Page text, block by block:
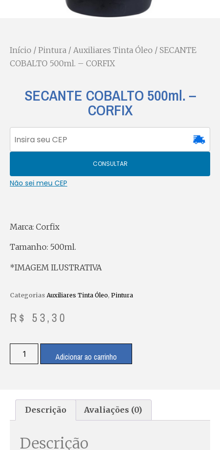
Início / Pintura / Auxiliares Tinta Óleo / SECANTE
COBALTO 500ml. – CORFIX
SECANTE COBALTO 500ml. –
CORFIX
CONSULTAR
Não sei meu CEP
Marca: Corfix
Tamanho: 500ml.
*IMAGEM ILUSTRATIVA
Categorias Auxiliares Tinta Óleo, Pintura
R$ 53,30
Adicionar ao carrinho
Descrição Avaliações (0)
Descrição